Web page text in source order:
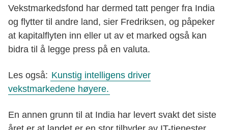
Vekstmarkedsfond har dermed tatt penger fra India
og flytter til andre land, sier Fredriksen, og påpeker
at kapitalflyten inn eller ut av et marked også kan
bidra til å legge press på en valuta.
Les også: Kunstig intelligens driver
vekstmarkedene høyere.
En annen grunn til at India har levert svakt det siste